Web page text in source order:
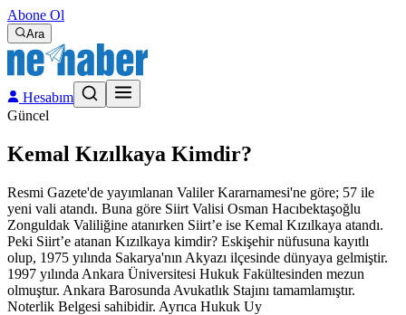
Abone Ol
Ara
Hesabım
Güncel
Kemal Kızılkaya Kimdir?
Resmi Gazete'de yayımlanan Valiler Kararnamesi'ne göre; 57 ile
yeni vali atandı. Buna göre Siirt Valisi Osman Hacıbektaşoğlu
Zonguldak Valiliğine atanırken Siirt’e ise Kemal Kızılkaya atandı.
Peki Siirt’e atanan Kızılkaya kimdir? Eskişehir nüfusuna kayıtlı
olup, 1975 yılında Sakarya'nın Akyazı ilçesinde dünyaya gelmiştir.
1997 yılında Ankara Üniversitesi Hukuk Fakültesinden mezun
olmuştur. Ankara Barosunda Avukatlık Stajını tamamlamıştır.
Noterlik Belgesi sahibidir. Ayrıca Hukuk Uy